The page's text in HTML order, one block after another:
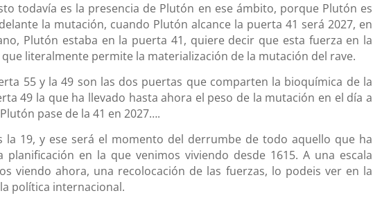
todavía es la presencia de Plutón en ese ámbito, porque Plutón es
la mutación, cuando Plutón alcance la puerta 41 será 2027, en
Plutón estaba en la puerta 41, quiere decir que esta fuerza en la
literalmente permite la materialización de la mutación del rave.
55 y la 49 son las dos puertas que comparten la bioquímica de la
49 la que ha llevado hasta ahora el peso de la mutación en el día a
pase de la 41 en 2027….
la 19, y ese será el momento del derrumbe de todo aquello que ha
en la que venimos viviendo desde 1615. A una escala
viendo ahora, una recolocación de las fuerzas, lo podeis ver en la
política internacional.